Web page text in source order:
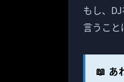
もし、
言うこと
📖 あ